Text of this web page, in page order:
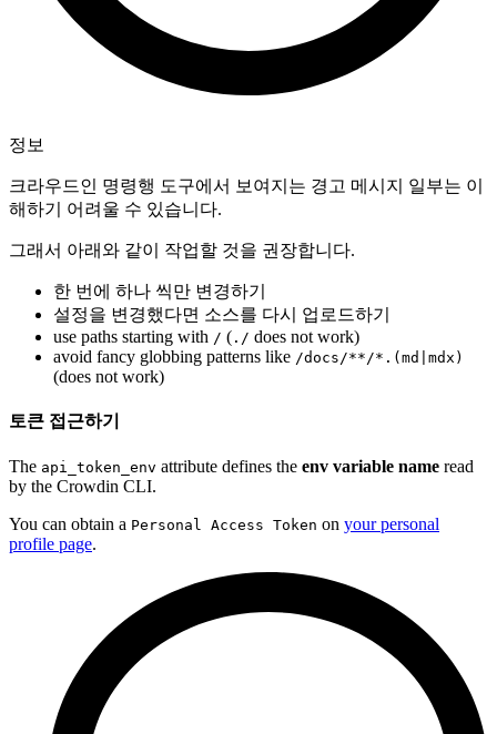
정보
크라우드인 명령행 도구에서 보여지는 경고 메시지 일부는 이
해하기 어려울 수 있습니다.
그래서 아래와 같이 작업할 것을 권장합니다.
한 번에 하나 씩만 변경하기
설정을 변경했다면 소스를 다시 업로드하기
use paths starting with / ( ./ does not work)
avoid fancy globbing patterns like /docs/**/*.(md|mdx)
(does not work)
토큰 접근하기
The api_token_env attribute defines the env variable name read
by the Crowdin CLI.
You can obtain a Personal Access Token on your personal
profile page.